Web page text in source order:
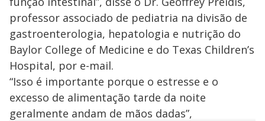
professor associado de pediatria na divisão de
gastroenterologia, hepatologia e nutrição do
Baylor College of Medicine e do Texas Children’s
Hospital, por e-mail.
“Isso é importante porque o estresse e o
excesso de alimentação tarde da noite
geralmente andam de mãos dadas”,